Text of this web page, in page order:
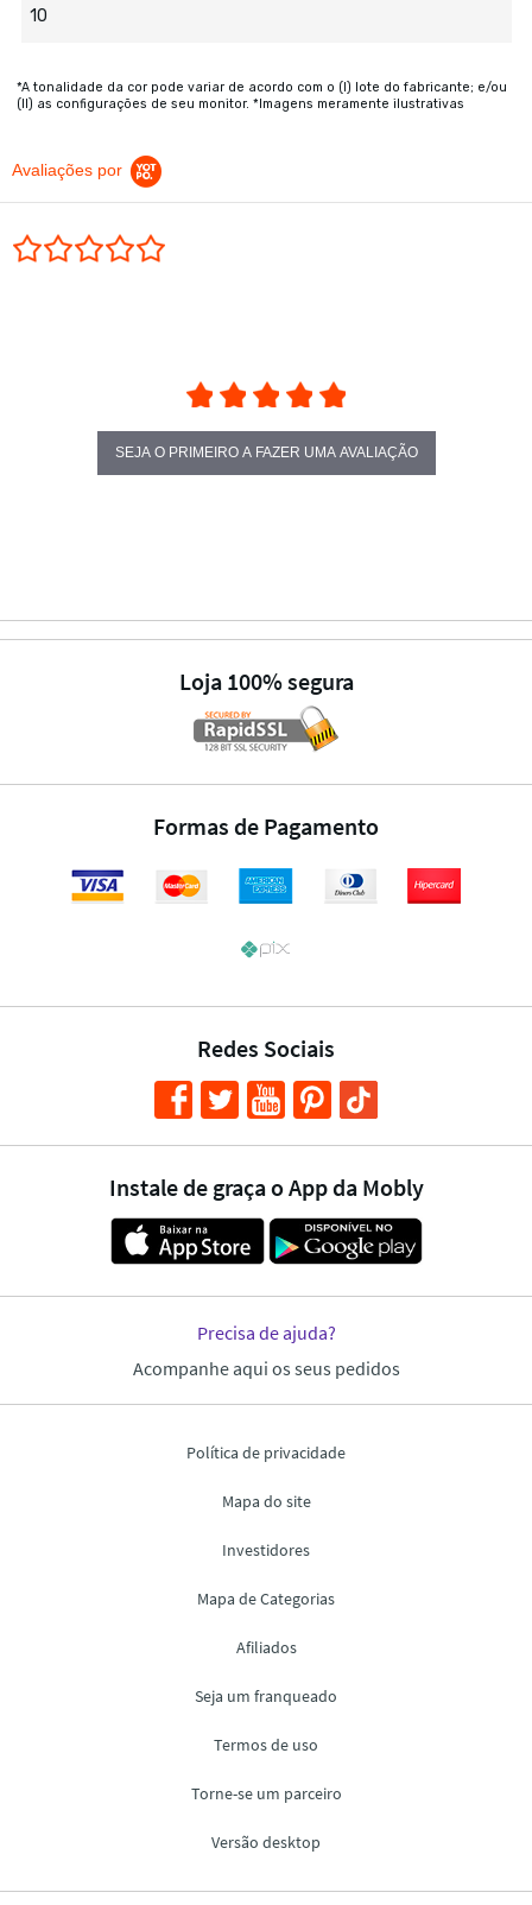
10
*A tonalidade da cor pode variar de acordo com o (I) lote do fabricante; e/ou
(II) as configurações de seu monitor. *Imagens meramente ilustrativas
Avaliações por
SEJA O PRIMEIRO A FAZER UMA AVALIAÇÃO